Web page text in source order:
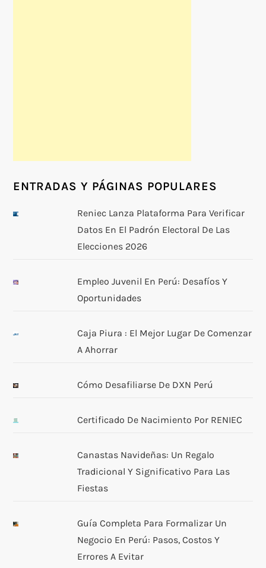
ENTRADAS Y PÁGINAS POPULARES
Reniec Lanza Plataforma Para Verificar
Datos En El Padrón Electoral De Las
Elecciones 2026
Empleo Juvenil En Perú: Desafíos Y
Oportunidades
Caja Piura : El Mejor Lugar De Comenzar
A Ahorrar
Cómo Desafiliarse De DXN Perú
Certificado De Nacimiento Por RENIEC
Canastas Navideñas: Un Regalo
Tradicional Y Significativo Para Las
Fiestas
Guía Completa Para Formalizar Un
Negocio En Perú: Pasos, Costos Y
Errores A Evitar